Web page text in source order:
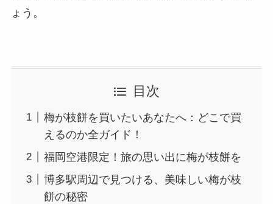
ょう。
目次
梅が枝餅を買いたいあなたへ：どこで買
えるのか全ガイド！
福岡空港限定！旅の思い出に梅が枝餅を
博多駅周辺で見つける、美味しい梅が枝
餅の秘密